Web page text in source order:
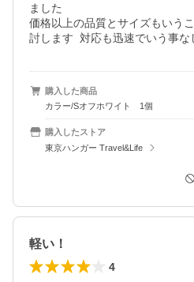
ました
価格以上の品質とサイズもいう
討します  対応も迅速でいう事な
購入した商品
カラー/Sオフホワイト 1個
購入したストア
東京ハンガー Travel&Life
軽い！
4